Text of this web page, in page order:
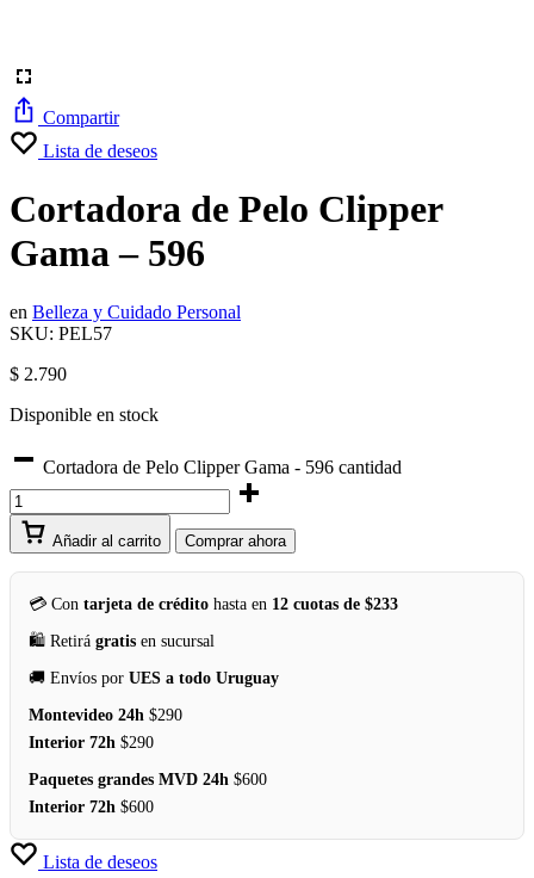
Compartir
Lista de deseos
Cortadora de Pelo Clipper
Gama – 596
en Belleza y Cuidado Personal
SKU: PEL57
$ 2.790
Disponible en stock
Cortadora de Pelo Clipper Gama - 596 cantidad
Añadir al carrito Comprar ahora
💳 Con tarjeta de crédito hasta en 12 cuotas de $233
🛍️ Retirá gratis en sucursal
🚚 Envíos por UES a todo Uruguay
Montevideo 24h $290
Interior 72h $290
Paquetes grandes MVD 24h $600
Interior 72h $600
Lista de deseos